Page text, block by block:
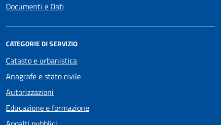
Documenti e Dati
CATEGORIE DI SERVIZIO
Catasto e urbanistica
Anagrafe e stato civile
Autorizzazioni
Educazione e formazione